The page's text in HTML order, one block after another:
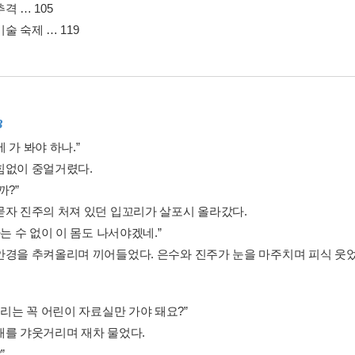
격 … 105
술 숙제 … 119
가 봐야 하나.”
없이 중얼거렸다.
?”
자 진주의 처져 있던 입꼬리가 살포시 올라갔다.
수 없이 이 몸도 나서야겠네.”
경을 추켜올리며 끼어들었다. 은수와 진주가 눈을 마주치며 피식 웃
는 꼭 어린이 자료실만 가야 돼요?”
를 갸웃거리며 재차 물었다.